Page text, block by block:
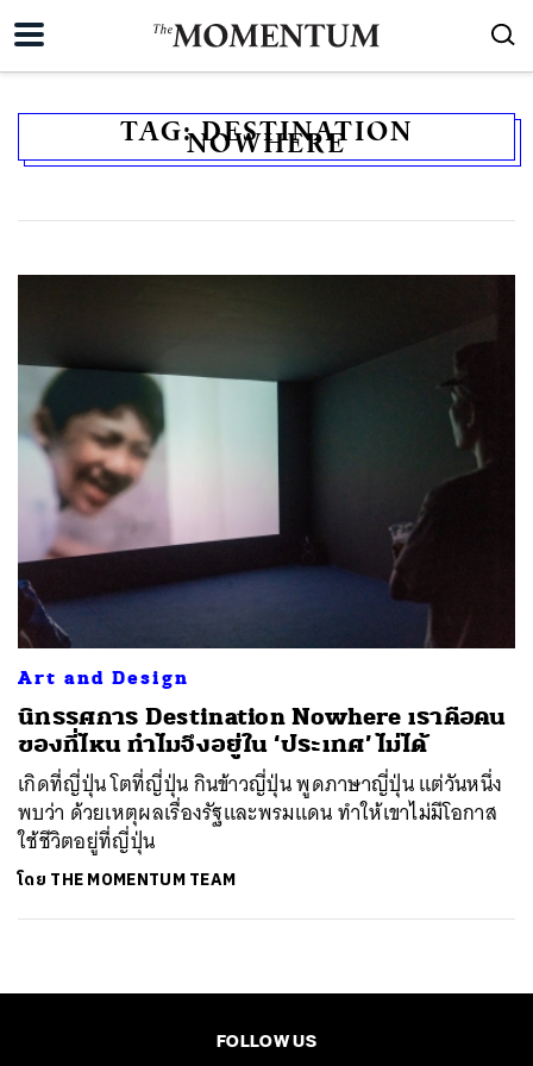
TAG:DESTINATION
NOWHERE
Art and Design
นิทรรศการ Destination Nowhere เราคือคน
ของที่ไหน ทำไมจึงอยู่ใน ‘ประเทศ’ ไม่ได้
เกิดที่ญี่ปุ่น โตที่ญี่ปุ่น กินข้าวญี่ปุ่น พูดภาษาญี่ปุ่น แต่วันหนึ่ง
พบว่า ด้วยเหตุผลเรื่องรัฐและพรมแดน ทำให้เขาไม่มีโอกาส
ใช้ชีวิตอยู่ที่ญี่ปุ่น
โดย THE MOMENTUM TEAM
FOLLOW US